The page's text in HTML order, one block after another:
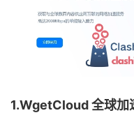
1.WgetCloud 全球